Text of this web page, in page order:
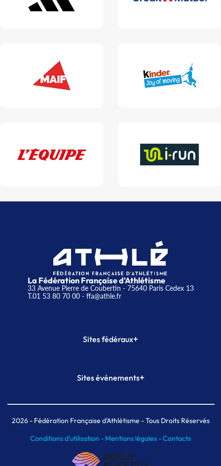
La Fédération Française d'Athlétisme
33 Avenue Pierre de Coubertin - 75640 Paris Cedex 13
T.01 53 80 70 00- ffa@athle.fr
Sites fédéraux+
Plateforme Formation
Sites événements+
Meeting de Paris indoor
MAIF Ekiden de Paris
2026- Fédération Française d'Athlétisme - Tous Droits Réservés
Conditions d'utilisation - Mentions légales -Contacts